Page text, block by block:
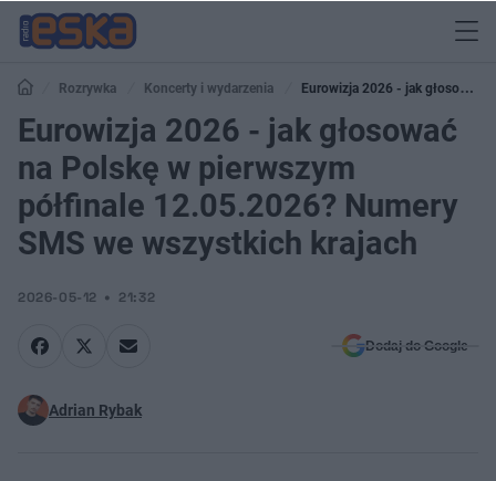
Rozrywka Koncerty i wydarzenia
Eurowizja 2026 - jak głosować
na Polskę w pierwszym półfinale 12.05.2026? Numery SMS we wszystkich
krajach
Eurowizja 2026 - jak głosować
na Polskę w pierwszym
półfinale 12.05.2026? Numery
SMS we wszystkich krajach
2026-05-12 21:32
Dodaj do Google
Adrian Rybak